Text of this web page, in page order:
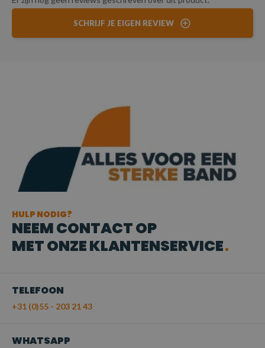
SCHRIJF JE EIGEN REVIEW
HULP NODIG?
NEEM CONTACT OP
MET ONZE KLANTENSERVICE
TELEFOON
+31 (0)55 - 203 21 43
WHATSAPP